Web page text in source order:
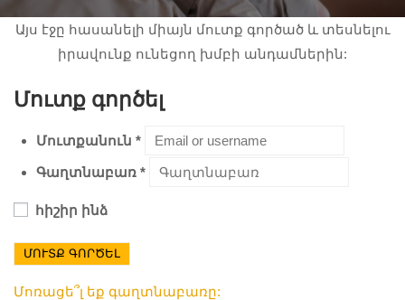
Այս էջը հասանելի միայն մուտք գործած և տեսնելու
իրավունք ունեցող խմբի անդամներին:
Մուտք գործել
Մուտքանուն *
Գաղտնաբառ *
հիշիր ինձ
ՄՈՒՏՔ ԳՈՐԾԵԼ
Մոռացե՞լ եք գաղտնաբառը: